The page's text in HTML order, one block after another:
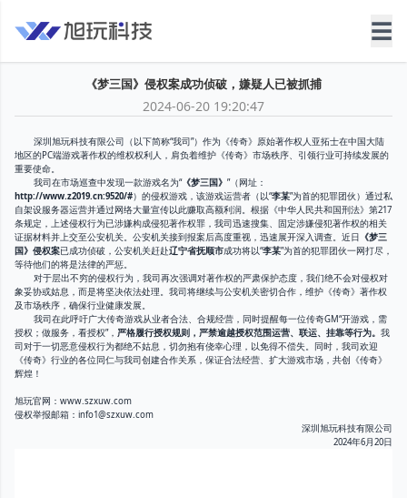
☰
《梦三国》侵权案成功侦破，嫌疑人已被抓捕
2024-06-20 19:20:47
深圳旭玩科技有限公司（以下简称“我司”）作为《传奇》原始著作权人亚拓士在中国大陆
地区的PC端游戏著作权的维权权利人，肩负着维护《传奇》市场秩序、引领行业可持续发展的
重要使命。
我司在市场巡查中发现一款游戏名为“《梦三国》 ”（网址：
http://www.z2019.cn:9520/#）的侵权游戏，该游戏运营者（以“李某”为首的犯罪团伙）通过私
自架设服务器运营并通过网络大量宣传以此赚取高额利润。根据《中华人民共和国刑法》第217
条规定，上述侵权行为已涉嫌构成侵犯著作权罪，我司迅速搜集、固定涉嫌侵犯著作权的相关
证据材料并上交至公安机关。公安机关接到报案后高度重视，迅速展开深入调查。近日 《梦三
国》侵权案已成功侦破，公安机关赶赴辽宁省抚顺市成功将以“李某”为首的犯罪团伙一网打尽，
等待他们的将是法律的严惩。
对于层出不穷的侵权行为，我司再次强调对著作权的严肃保护态度，我们绝不会对侵权对
象妥协或姑息，而是将坚决依法处理。我司将继续与公安机关密切合作，维护《传奇》著作权
及市场秩序，确保行业健康发展。
我司在此呼吁广大传奇游戏从业者合法、合规经营，同时提醒每一位传奇GM“开游戏，需
授权；做服务，看授权”， 严格履行授权规则，严禁逾越授权范围运营、联运、挂靠等行为。 我
司对于一切恶意侵权行为都绝不姑息，切勿抱有侥幸心理，以免得不偿失。同时，我司欢迎
《传奇》行业的各位同仁与我司创建合作关系，保证合法经营、扩大游戏市场，共创《传奇》
辉煌！
旭玩官网：www.szxuw.com
侵权举报邮箱：info1@szxuw.com
深圳旭玩科技有限公司
2024年6月20日